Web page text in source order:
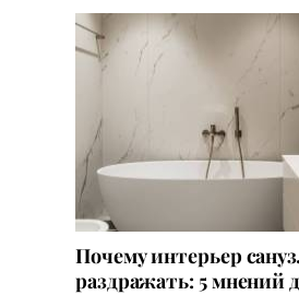
Почему интерьер
раздражать: 5 мнений